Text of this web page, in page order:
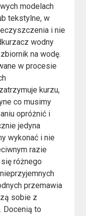
modelach
tekstylne, w
i nie
wodny
na wodę.
w procesie
kurzu,
co musimy
opróżnić i
jedyna
wykonać i nie
razie
różnego
przemawia
sobie z
Docenią to